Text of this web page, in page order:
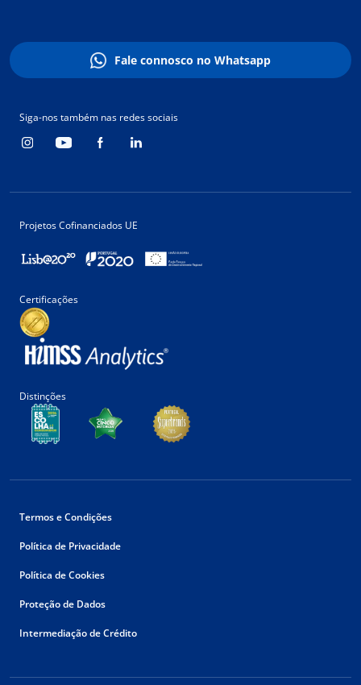
Fale connosco no Whatsapp
Siga-nos também nas redes sociais
Projetos Cofinanciados UE
Certificações
Distinções
Termos e Condições
Política de Privacidade
Política de Cookies
Proteção de Dados
Intermediação de Crédito